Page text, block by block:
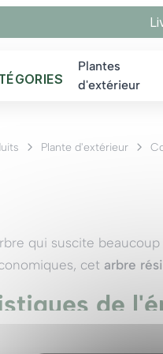
Plantes
d'extérieur
Plante d'extérieur
qui suscite
cet arbre
de
botanique